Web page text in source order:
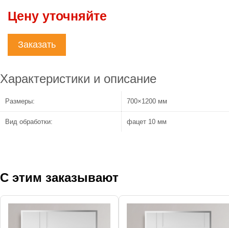
Цену уточняйте
Заказать
Характеристики и описание
Размеры: 700×1200 мм
Вид обработки: фацет 10 мм
С этим заказывают